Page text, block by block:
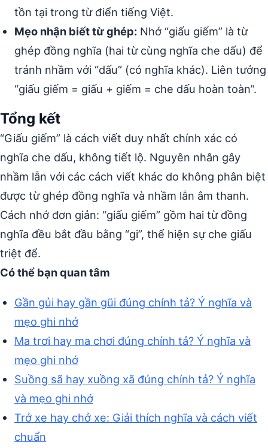
tồn tại trong từ điển tiếng Việt.
Mẹo nhận biết từ ghép: Nhớ “giấu giếm” là từ
ghép đồng nghĩa (hai từ cùng nghĩa che dấu) để
tránh nhầm với “dấu” (có nghĩa khác). Liên tưởng
“giấu giếm = giấu + giếm = che dấu hoàn toàn”.
Tổng kết
“Giấu giếm” là cách viết duy nhất chính xác có
nghĩa che dấu, không tiết lộ. Nguyên nhân gây
nhầm lẫn với các cách viết khác do không phân biệt
được từ ghép đồng nghĩa và nhầm lẫn âm thanh.
Cách nhớ đơn giản: “giấu giếm” gồm hai từ đồng
nghĩa đều bắt đầu bằng “gi”, thể hiện sự che giấu
triệt để.
Có thể bạn quan tâm
Gần gủi hay gần gũi đúng chính tả? Ý nghĩa và
mẹo ghi nhớ
Ma trơi hay ma chơi đúng chính tả? Ý nghĩa và
mẹo ghi nhớ
Suồng sã hay xuồng xã đúng chính tả? Ý nghĩa
và mẹo ghi nhớ
Trở xe hay chở xe: Giải thích nghĩa và cách viết
chuẩn